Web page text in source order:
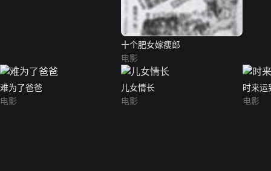
十个肥女嫁瘦郎
电影
难为了爸爸
电影
儿女情长
电影
时来运
电影